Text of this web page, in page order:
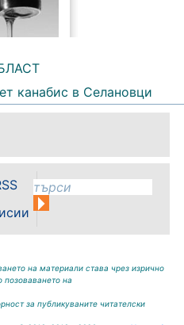
в
на
канабис в Селановци
на материали става чрез изрично
позоваването на
за публикуваните читателски